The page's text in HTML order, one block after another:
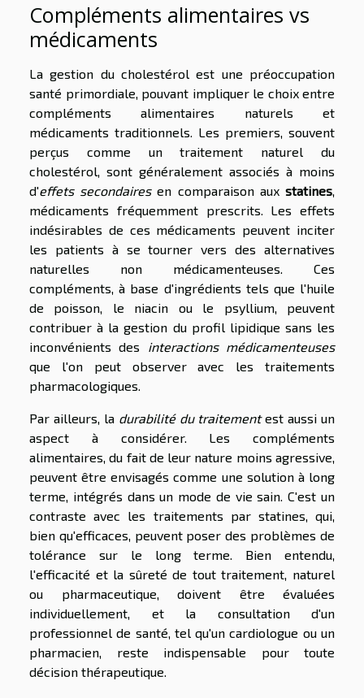
Compléments alimentaires vs
médicaments
La gestion du cholestérol est une préoccupation
santé primordiale, pouvant impliquer le choix entre
compléments alimentaires naturels et
médicaments traditionnels. Les premiers, souvent
perçus comme un traitement naturel du
cholestérol, sont généralement associés à moins
d'effets secondairesen comparaison auxstatines,
médicaments fréquemment prescrits. Les effets
indésirables de ces médicaments peuvent inciter
les patients à se tourner vers des alternatives
naturelles non médicamenteuses. Ces
compléments, à base d'ingrédients tels que l'huile
de poisson, le niacin ou le psyllium, peuvent
contribuer à la gestion du profil lipidique sans les
inconvénients des interactions médicamenteuses
que l'on peut observer avec les traitements
pharmacologiques.
Par ailleurs, la durabilité du traitementest aussi un
aspect à considérer. Les compléments
alimentaires, du fait de leur nature moins agressive,
peuvent être envisagés comme une solution à long
terme, intégrés dans un mode de vie sain. C'est un
contraste avec les traitements par statines, qui,
bien qu'efficaces, peuvent poser des problèmes de
tolérance sur le long terme. Bien entendu,
l'efficacité et la sûreté de tout traitement, naturel
ou pharmaceutique, doivent être évaluées
individuellement, et la consultation d'un
professionnel de santé, tel qu'un cardiologue ou un
pharmacien, reste indispensable pour toute
décision thérapeutique.